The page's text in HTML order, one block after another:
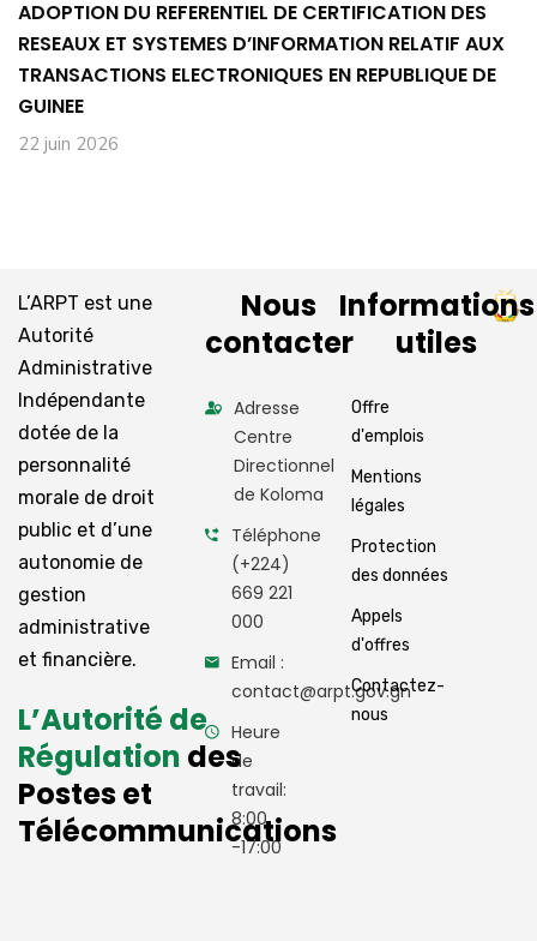
ADOPTION DU REFERENTIEL DE CERTIFICATION DES
RESEAUX ET SYSTEMES D’INFORMATION RELATIF AUX
TRANSACTIONS ELECTRONIQUES EN REPUBLIQUE DE
GUINEE
22 juin 2026
L’ARPT est une
Autorité
Administrative
Indépendante
dotée de la
personnalité
morale de droit
public et d’une
autonomie de
gestion
administrative
et financière.
L’Autorité de
Régulation des
Postes et
Télécommunications
Nous
contacter
Adresse
Centre
Directionnel
de Koloma
Téléphone
(+224)
669 221
000
Email :
contact@arpt.gov.gn
Heure
de
travail:
8:00
-17:00
Informations
utiles
Offre
d'emplois
Mentions
légales
Protection
des données
Appels
d'offres
Contactez-
nous